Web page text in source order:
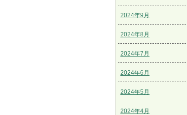
2024年9月
2024年8月
2024年7月
2024年6月
2024年5月
2024年4月